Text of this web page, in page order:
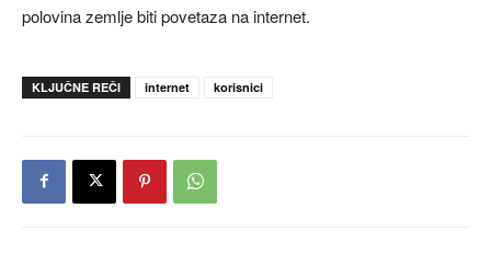
polovina zemlje biti povetaza na internet.
KLJUČNE REČI internet korisnici